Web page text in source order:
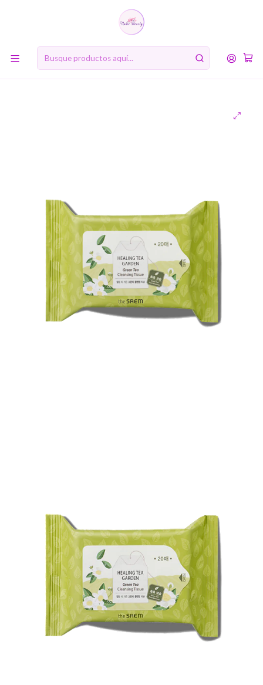
10% de descuento en tu primera compra online. Código: BIENVENIDA10
Healing Tea Garden Green Tea Cleansing Tissue (The Saem) -
Toallitas faciales de limpieza 20 unidades